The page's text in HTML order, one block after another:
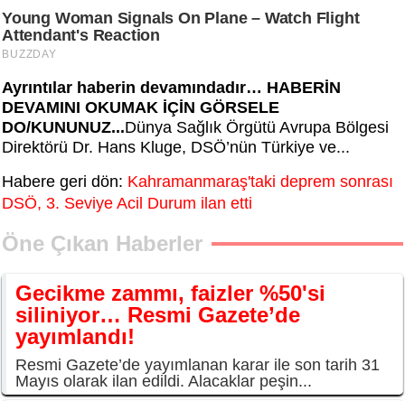
Ayrıntılar haberin devamındadır… HABERİN
DEVAMINI OKUMAK İÇİN GÖRSELE
DO/KUNUNUZ...Dünya Sağlık Örgütü Avrupa Bölgesi
Direktörü Dr. Hans Kluge, DSÖ’nün Türkiye ve...
Habere geri dön: Kahramanmaraş'taki deprem sonrası
DSÖ, 3. Seviye Acil Durum ilan etti
Öne Çıkan Haberler
Gecikme zammı, faizler %50'si
siliniyor… Resmi Gazete’de
yayımlandı!
Resmi Gazete’de yayımlanan karar ile son tarih 31
Mayıs olarak ilan edildi. Alacaklar peşin...